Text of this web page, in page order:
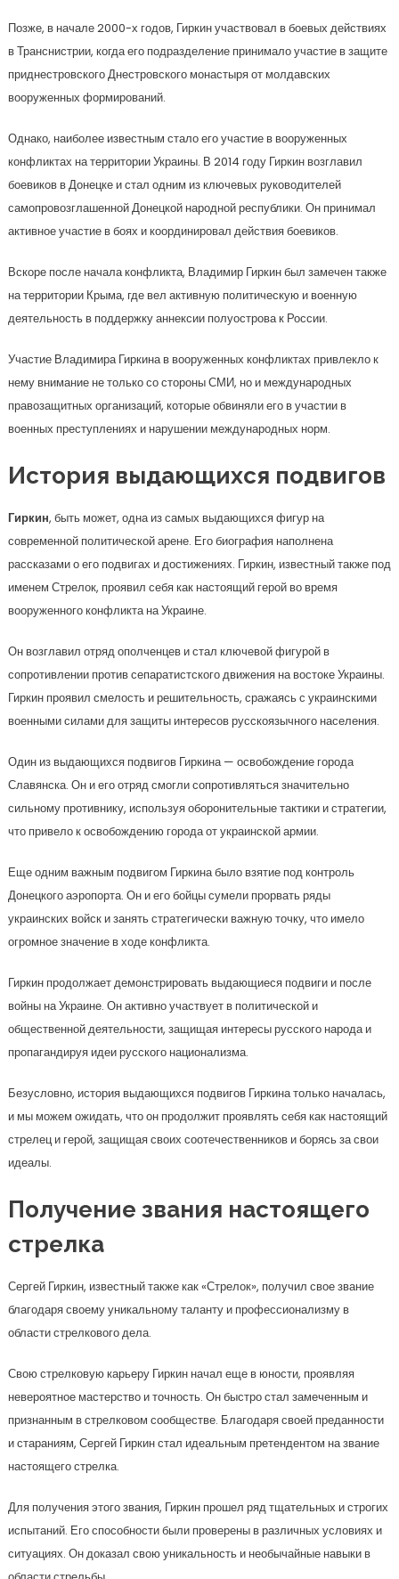
Позже, в начале 2000-х годов, Гиркин участвовал в боевых действиях
в Транснистрии, когда его подразделение принимало участие в защите
приднестровского Днестровского монастыря от молдавских
вооруженных формирований.
Однако, наиболее известным стало его участие в вооруженных
конфликтах на территории Украины. В 2014 году Гиркин возглавил
боевиков в Донецке и стал одним из ключевых руководителей
самопровозглашенной Донецкой народной республики. Он принимал
активное участие в боях и координировал действия боевиков.
Вскоре после начала конфликта, Владимир Гиркин был замечен также
на территории Крыма, где вел активную политическую и военную
деятельность в поддержку аннексии полуострова к России.
Участие Владимира Гиркина в вооруженных конфликтах привлекло к
нему внимание не только со стороны СМИ, но и международных
правозащитных организаций, которые обвиняли его в участии в
военных преступлениях и нарушении международных норм.
История выдающихся подвигов
Гиркин, быть может, одна из самых выдающихся фигур на
современной политической арене. Его биография наполнена
рассказами о его подвигах и достижениях. Гиркин, известный также под
именем Стрелок, проявил себя как настоящий герой во время
вооруженного конфликта на Украине.
Он возглавил отряд ополченцев и стал ключевой фигурой в
сопротивлении против сепаратистского движения на востоке Украины.
Гиркин проявил смелость и решительность, сражаясь с украинскими
военными силами для защиты интересов русскоязычного населения.
Один из выдающихся подвигов Гиркина — освобождение города
Славянска. Он и его отряд смогли сопротивляться значительно
сильному противнику, используя оборонительные тактики и стратегии,
что привело к освобождению города от украинской армии.
Еще одним важным подвигом Гиркина было взятие под контроль
Донецкого аэропорта. Он и его бойцы сумели прорвать ряды
украинских войск и занять стратегически важную точку, что имело
огромное значение в ходе конфликта.
Гиркин продолжает демонстрировать выдающиеся подвиги и после
войны на Украине. Он активно участвует в политической и
общественной деятельности, защищая интересы русского народа и
пропагандируя идеи русского национализма.
Безусловно, история выдающихся подвигов Гиркина только началась,
и мы можем ожидать, что он продолжит проявлять себя как настоящий
стрелец и герой, защищая своих соотечественников и борясь за свои
идеалы.
Получение звания настоящего
стрелка
Сергей Гиркин, известный также как «Стрелок», получил свое звание
благодаря своему уникальному таланту и профессионализму в
области стрелкового дела.
Свою стрелковую карьеру Гиркин начал еще в юности, проявляя
невероятное мастерство и точность. Он быстро стал замеченным и
признанным в стрелковом сообществе. Благодаря своей преданности
и стараниям, Сергей Гиркин стал идеальным претендентом на звание
настоящего стрелка.
Для получения этого звания, Гиркин прошел ряд тщательных и строгих
испытаний. Его способности были проверены в различных условиях и
ситуациях. Он доказал свою уникальность и необычайные навыки в